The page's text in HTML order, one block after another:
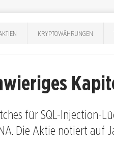
KRYPTOWÄHRUNGEN
für SQL-Injection-
Die Aktie notiert auf